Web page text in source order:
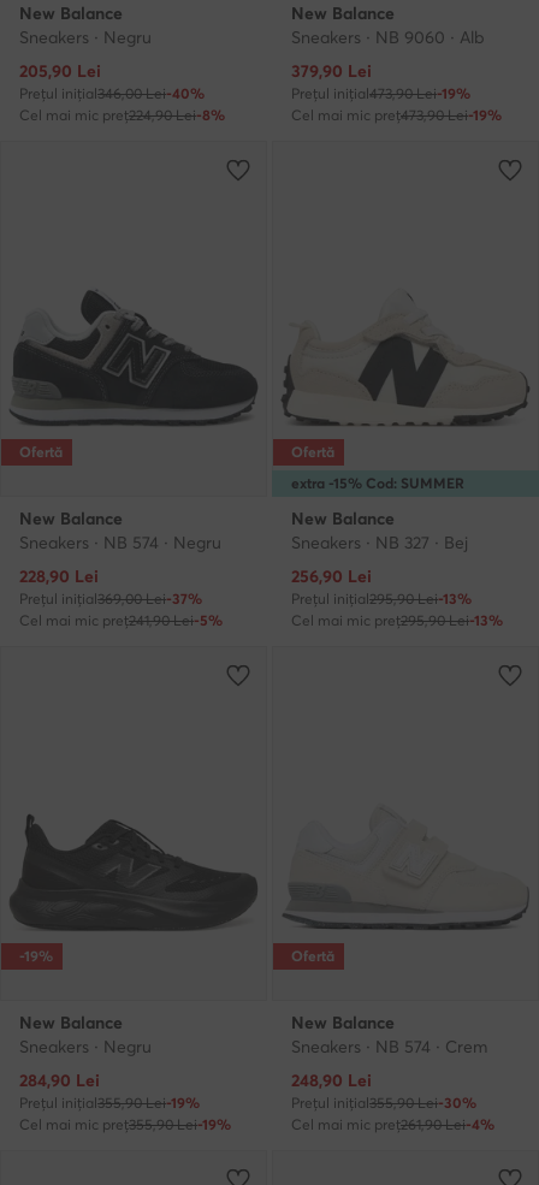
New Balance
Sneakers · Negru
Prețul actual
205,90 Lei
Prețul inițial346,00 Lei-40%
Cel mai mic preț224,90 Lei-8%
New Balance
Sneakers · NB 9060 · Alb
Prețul actual
379,90 Lei
Prețul inițial473,90 Lei-19%
Cel mai mic preț473,90 Lei-19%
Ofertă
New Balance
Sneakers · NB 574 · Negru
Prețul actual
228,90 Lei
Prețul inițial369,00 Lei-37%
Cel mai mic preț241,90 Lei-5%
extra -15% Cod: SUMMER
Ofertă
New Balance
Sneakers · NB 327 · Bej
Prețul actual
256,90 Lei
Prețul inițial295,90 Lei-13%
Cel mai mic preț295,90 Lei-13%
-19%
New Balance
Sneakers · Negru
Prețul actual
284,90 Lei
Prețul inițial355,90 Lei-19%
Cel mai mic preț355,90 Lei-19%
Ofertă
New Balance
Sneakers · NB 574 · Crem
Prețul actual
248,90 Lei
Prețul inițial355,90 Lei-30%
Cel mai mic preț261,90 Lei-4%